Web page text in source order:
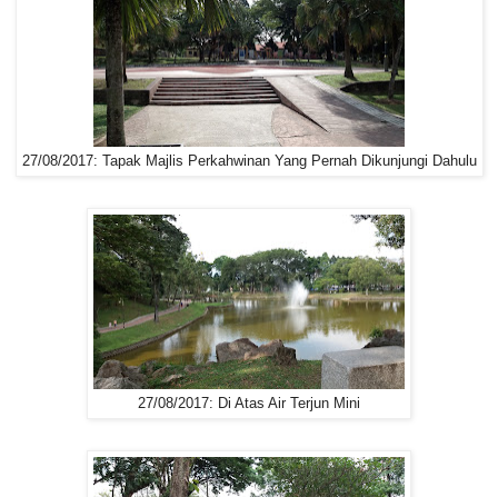
27/08/2017: Tapak Majlis Perkahwinan Yang Pernah Dikunjungi Dahulu
27/08/2017: Di Atas Air Terjun Mini